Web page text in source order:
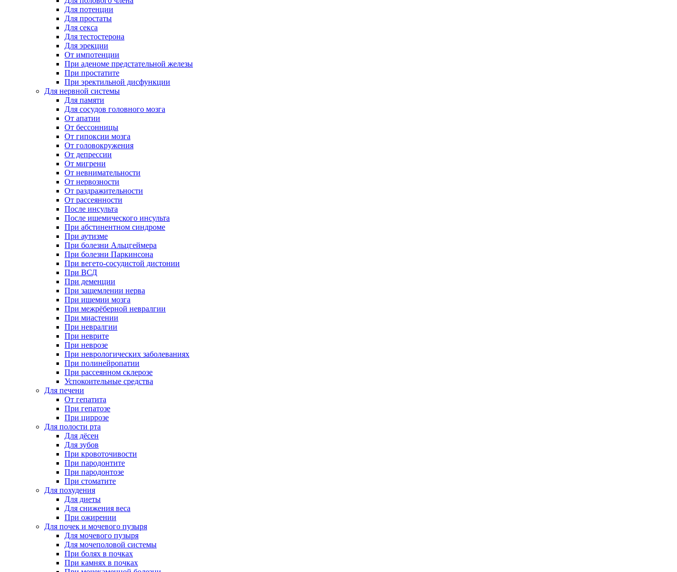
Для потенции
Для простаты
Для секса
Для тестостерона
Для эрекции
От импотенции
При аденоме предстательной железы
При простатите
При эректильной дисфункции
Для нервной системы
Для памяти
Для сосудов головного мозга
От апатии
От бессонницы
От гипоксии мозга
От головокружения
От депрессии
От мигрени
От невнимательности
От нервозности
От раздражительности
От рассеянности
После инсульта
После ишемического инсульта
При абстинентном синдроме
При аутизме
При болезни Альцгеймера
При болезни Паркинсона
При вегето-сосудистой дистонии
При ВСД
При деменции
При защемлении нерва
При ишемии мозга
При межрёберной невралгии
При миастении
При невралгии
При неврите
При неврозе
При неврологических заболеваниях
При полинейропатии
При рассеянном склерозе
Успокоительные средства
Для печени
От гепатита
При гепатозе
При циррозе
Для полости рта
Для дёсен
Для зубов
При кровоточивости
При пародонтите
При пародонтозе
При стоматите
Для похудения
Для диеты
Для снижения веса
При ожирении
Для почек и мочевого пузыря
Для мочевого пузыря
Для мочеполовой системы
При болях в почках
При камнях в почках